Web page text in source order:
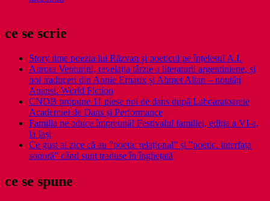
ce se scrie
Story time poezia lui Răzvan și poeticul pe înțelesul A.I.
Aurora Venturini, revelația târzie a literaturii argentiniene, și
noi traduceri din Annie Ernaux și Ahmet Altan – noutăți
Anansi. World Fiction
CNDB propune 11 piese noi de dans după Laboaratoarele
Academiei de Dans și Performance
Familia ne aduce împreună! Festivalul familiei, ediția a VI-a,
la Iași
Ce gust ai zice că au ”poetic relațional” și ”poetic. interfața
sonoră” când sunt traduse în înghețată
ce se spune